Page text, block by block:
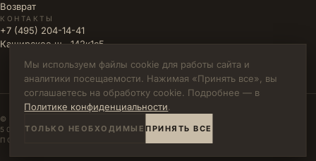
Возврат
КОНТАКТЫ
+7 (495) 204-14-41
Каширское ш., 142к1с5
© 2026 КУПИ ПЛИТКУ · ИП ВЛАДИМИРОВА М.Н. · ИНН
502771785894
ПОЛИТИКА КОНФИДЕНЦИАЛЬНОСТИ
Мы используем файлы cookie для работы сайта и
аналитики посещаемости. Нажимая «Принять все», вы
соглашаетесь на обработку cookie. Подробнее — в
Политике конфиденциальности.
ТОЛЬКО НЕОБХОДИМЫЕ ПРИНЯТЬ ВСЕ